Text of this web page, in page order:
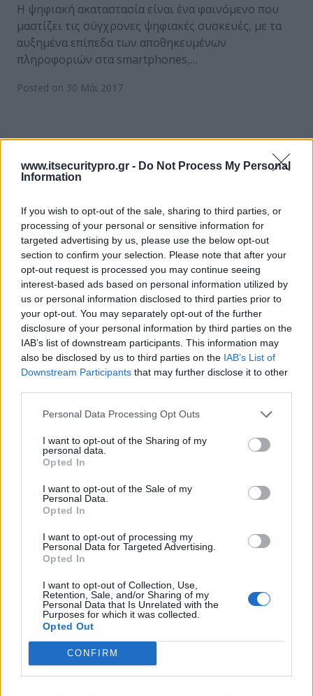
www.itsecuritypro.gr - Do Not Process My Personal
Information
If you wish to opt-out of the sale, sharing to third parties, or
processing of your personal or sensitive information for
targeted advertising by us, please use the below opt-out
section to confirm your selection. Please note that after your
opt-out request is processed you may continue seeing
interest-based ads based on personal information utilized by
us or personal information disclosed to third parties prior to
your opt-out. You may separately opt-out of the further
disclosure of your personal information by third parties on the
IAB’s list of downstream participants. This information may
also be disclosed by us to third parties on the IAB’s List of
Downstream Participants that may further disclose it to other
Personal Data Processing Opt Outs
I want to opt-out of the Sharing of my
personal data.
Opted In
I want to opt-out of the Sale of my
Personal Data.
Opted In
I want to opt-out of processing my
Personal Data for Targeted Advertising.
Opted In
I want to opt-out of Collection, Use,
Retention, Sale, and/or Sharing of my
Personal Data that Is Unrelated with the
Purposes for which it was collected.
Opted Out
CONFIRM
Η ψηφιακή ακαταστασία είναι ένα φαινόμενο που
μαστίζει τις σύγχρονες ψηφιακές συσκευές, με τα
αυξημένα επίπεδα των αποθηκευμένων
πληροφοριών στα smartphones,…
Posted on 30 Μάι 2017
ανάκτησης δεδομένων της Lepide
προϊόντων Lepide Η εταιρεία Lepide ιδρύθηκε το
2005 και μέσα σε 3 χρόνια…
Posted on 30 Μάι 2017
Δωρεάν εργαλεία από την ESET για
την καταπολέμηση των
πρόσφατων ransomware
από τις πρόσφατες επιθέσεις ransomware,
συμπεριλαμβανομένου του…
Posted on 23 Μάι 2017
επιθέσεις ransomware
κατάφεραν να μολύνουν με κακόβουλο λογισμικό
επιχειρήσεις σε περισσότερες από 150 χώρες. Το
κακόβουλο αυτό…
Posted on 23 Μάι 2017